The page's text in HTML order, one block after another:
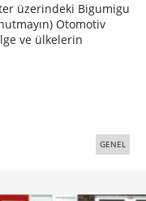
üzerindeki Bigumigu
Otomotiv
ve ülkelerin
GENEL